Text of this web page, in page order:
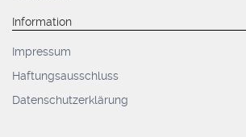
Information
Impressum
Haftungsausschluss
Datenschutzerklärung